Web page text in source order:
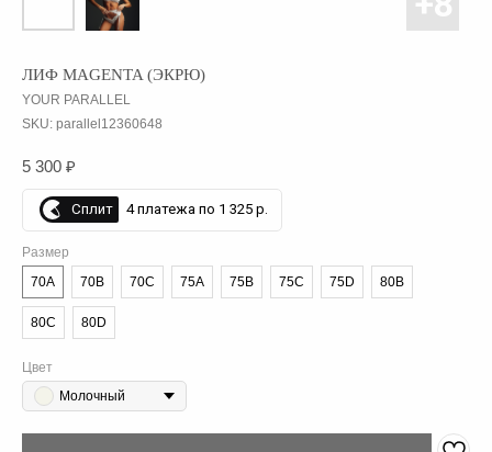
ЛИФ MAGENTA (ЭКРЮ)
YOUR PARALLEL
SKU: parallel12360648
5 300 ₽
Сплит 4 платежа по 1 325 р.
Размер
70A
70B 70C 75A 75B 75C 75D 80B
80C 80D
Цвет
Молочный